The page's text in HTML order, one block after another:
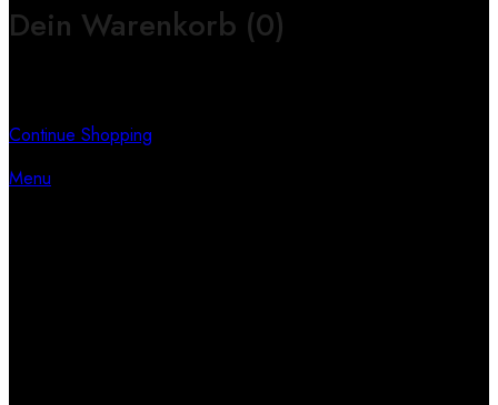
Dein Warenkorb (0)
Continue Shopping
Menu